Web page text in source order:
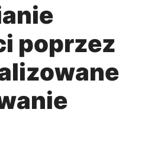
poprzez